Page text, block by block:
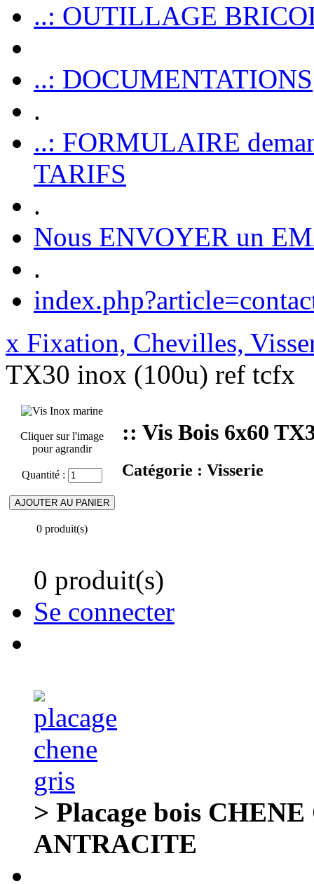
..: OUTILLAGE
..: DOCUMENTATIONS
.
..: FORMULAIRE
TARIFS
.
Nous ENVOYER un
.
x Fixation, Chevilles,
TX30 inox (100u) ref tcfx
Cliquer sur l'image
pour agrandir
Quantité :
0 produit(s)
:: Vis Bois 6x60
Catégorie : Visserie
0 produit(s)
Se connecter
> Placage bois
ANTRACITE